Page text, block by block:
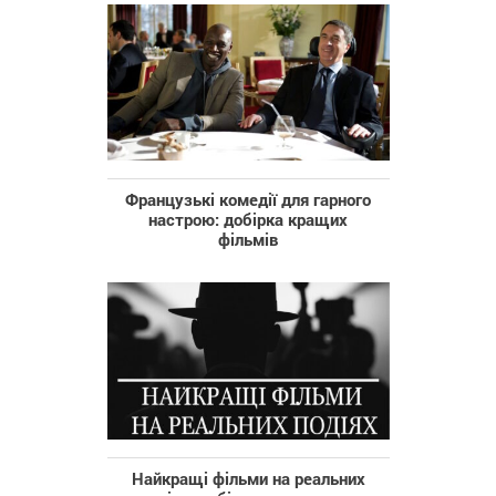
Французькі комедії для гарного
настрою: добірка кращих
фільмів
Найкращі фільми на реальних